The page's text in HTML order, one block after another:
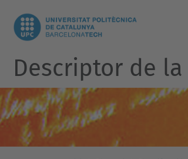
Descriptor de la